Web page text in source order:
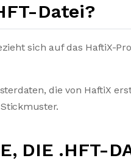
Datei?
sich auf das HaftiX-
die von HaftiX
DIE .HFT-